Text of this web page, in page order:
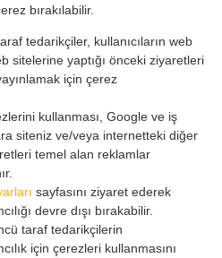
bırakılabilir.
tedarikçiler, kullanıcıların web
sitelerine yaptığı önceki ziyaretleri
için çerez
kullanması, Google ve iş
siteniz ve/veya internetteki diğer
temel alan reklamlar
sayfasını ziyaret ederek
devre dışı bırakabilir.
taraf tedarikçilerin
için çerezleri kullanmasını